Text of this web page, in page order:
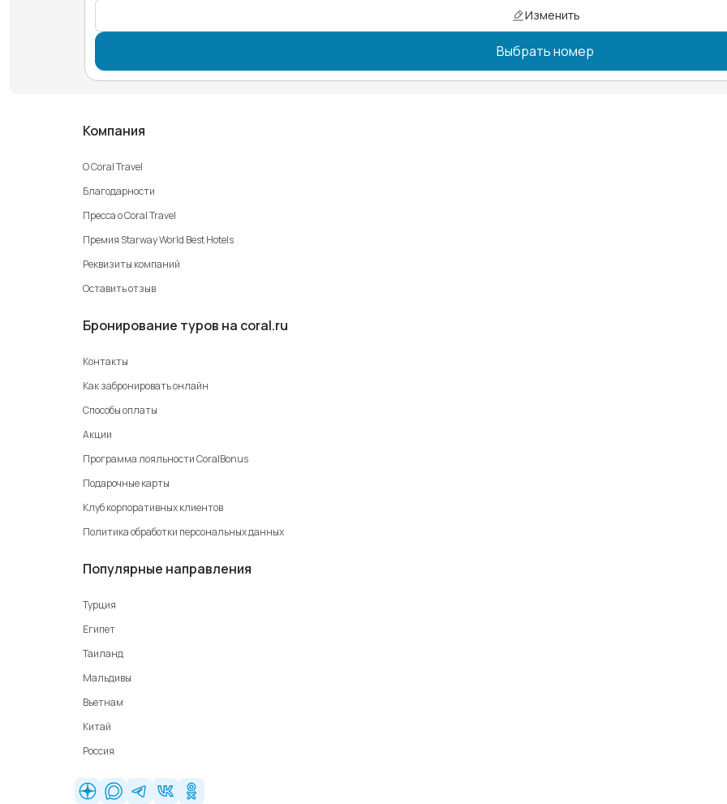
Изменить
Выбрать номер
Компания
О Coral Travel
Благодарности
Пресса о Coral Travel
Премия Starway World Best Hotels
Реквизиты компаний
Оставить отзыв
Бронирование туров на coral.ru
Контакты
Как забронировать онлайн
Способы оплаты
Акции
Программа лояльности CoralBonus
Подарочные карты
Клуб корпоративных клиентов
Политика обработки персональных данных
Популярные направления
Турция
Египет
Таиланд
Мальдивы
Вьетнам
Китай
Россия